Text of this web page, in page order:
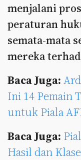
menjalani
peraturan
semata-mata
mereka
Baca Juga:
Ini 14 Pemain
untuk Piala
Baca Juga:
Hasil dan